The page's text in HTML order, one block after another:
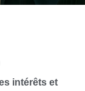
intérêts et